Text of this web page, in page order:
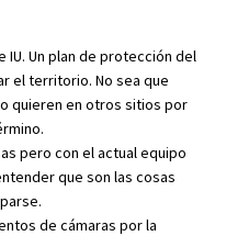
Un plan de protección del
el territorio. No sea que
quieren en otros sitios por
pero con el actual equipo
que son las cosas
de cámaras por la